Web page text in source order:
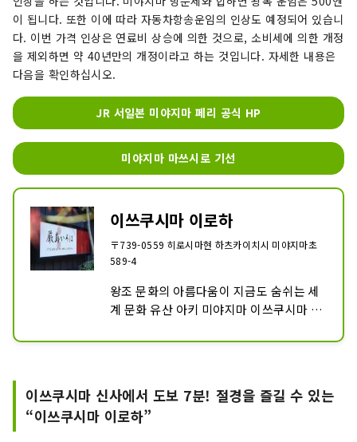
이 됩니다. 또한 이에 따라 자동차항송운임의 인상도 예정되어 있습니
다. 이번 가격 인상은 연료비 상승에 의한 것으로, 소비세에 의한 개정
을 제외하면 약 40년만의 개정이라고 하는 것입니다. 자세한 내용은
다음을 확인하십시오.
JR 서일본 미야지마 페리 공식 HP
미야지마 마쓰시로 기선
이쓰쿠시마 이로하
〒739-0559 히로시마현 하츠카이치시 미야지마초
589-4
왕조 문화의 아름다움이 지금도 숨쉬는 세
계 문화 유산 아키 미야지마 이쓰쿠시마 신
미야지마의 여관 「이쓰쿠시마 이로하」
천공의 온천, 그리고, 마음을 담은 자연체
의 대접으로, 여행자를 맞이 하는 치유의
이쓰쿠시마 신사에서 도보 7분! 절경을 즐길 수 있는
“이쓰쿠시마 이로하”